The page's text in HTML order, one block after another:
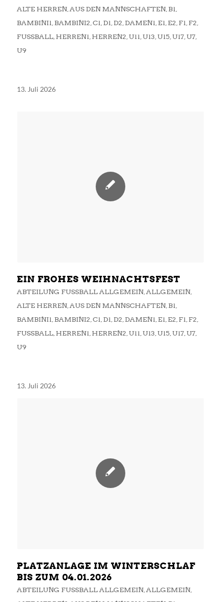
ALTE HERREN,AUS DEN MANNSCHAFTEN,B1,
BAMBINI1,BAMBINI2,C1,D1,D2,DAMEN1,E1,E2,F1,F2,
FUSSBALL ,HERREN1,HERREN2,U11,U13,U15,U17,U7,
U9
13. Juli 2026
EIN FROHES WEIHNACHTSFEST
ABTEILUNG FUSSBALL ALLGEMEIN ,ALLGEMEIN,
ALTE HERREN,AUS DEN MANNSCHAFTEN,B1,
BAMBINI1,BAMBINI2,C1,D1,D2,DAMEN1,E1,E2,F1,F2,
FUSSBALL ,HERREN1,HERREN2,U11,U13,U15,U17,U7,
U9
13. Juli 2026
PLATZANLAGE IM WINTERSCHLAF
BIS ZUM 04.01.2026
ABTEILUNG FUSSBALL ALLGEMEIN ,ALLGEMEIN,